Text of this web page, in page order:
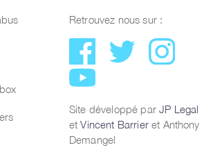
Retrouvez nous sur :
Site développé parJP Legal
etVincent Barrieret Anthony
Demangel